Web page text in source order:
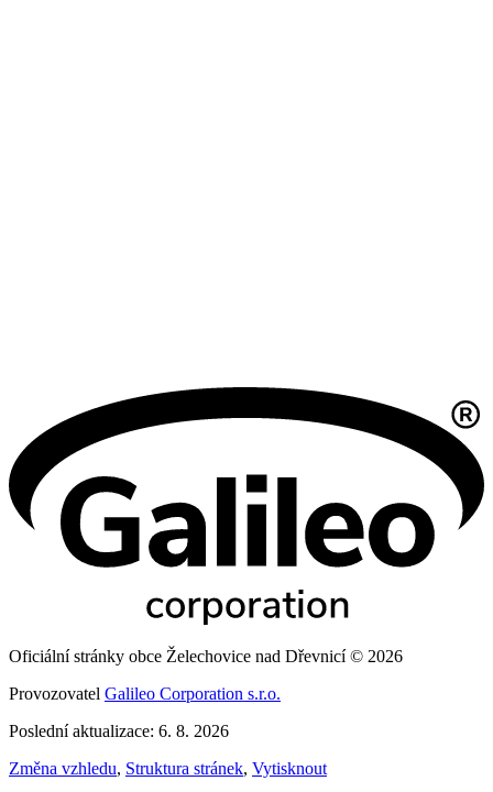
Oficiální stránky obce Želechovice nad Dřevnicí © 2026
Provozovatel Galileo Corporation s.r.o.
Poslední aktualizace: 6. 8. 2026
Změna vzhledu, Struktura stránek, Vytisknout